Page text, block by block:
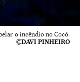
o incêndio no Cocó.
©DAVI PINHEIRO